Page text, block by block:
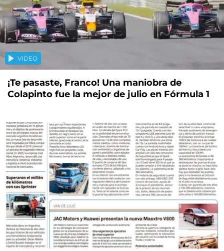
VIDEO
¡Te pasaste, Franco! Una maniobra de
Colapinto fue la mejor de julio en Fórmula 1